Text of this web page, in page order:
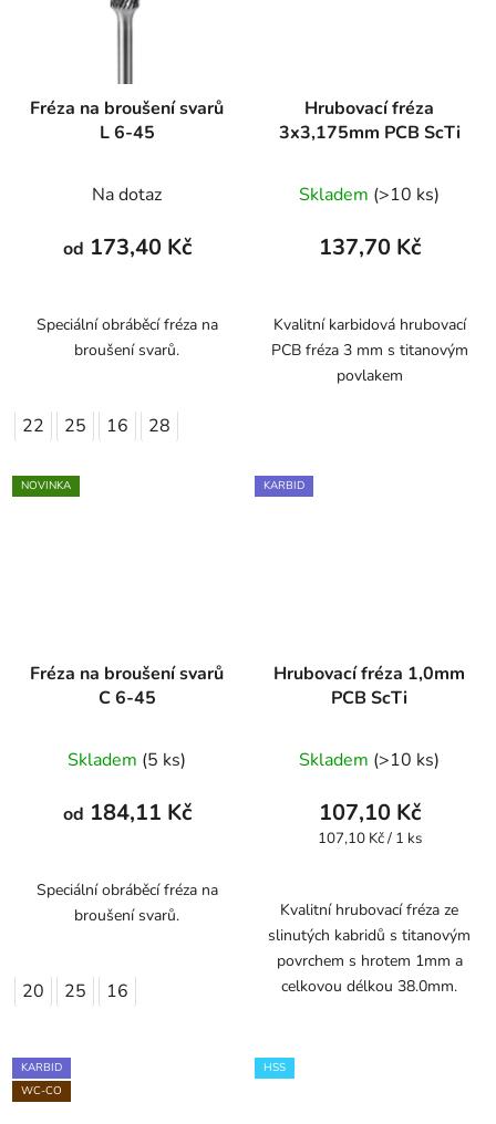
Fréza na broušení svarů
L 6-45
Na dotaz
od 173,40 Kč
Speciální obráběcí fréza na
broušení svarů.
22 25 16 28
Hrubovací fréza
3x3,175mm PCB ScTi
Skladem (>10 ks)
137,70 Kč
Kvalitní karbidová hrubovací
PCB fréza 3 mm s titanovým
povlakem
NOVINKA
Fréza na broušení svarů
C 6-45
Skladem (5 ks)
od 184,11 Kč
Speciální obráběcí fréza na
broušení svarů.
20 25 16
KARBID
Hrubovací fréza 1,0mm
PCB ScTi
Skladem (>10 ks)
107,10 Kč
Měrná
107,10 Kč / 1 ks
Kvalitní hrubovací fréza ze
slinutých kabridů s titanovým
povrchem s hrotem 1mm a
celkovou délkou 38.0mm.
KARBID
WC-CO
HSS